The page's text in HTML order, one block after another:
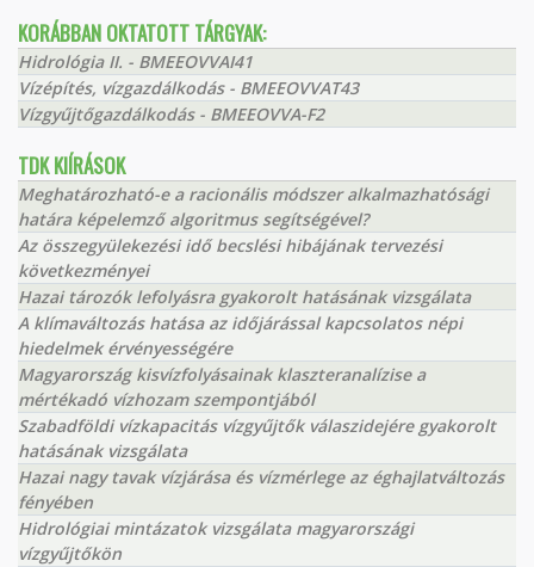
KORÁBBAN OKTATOTT TÁRGYAK:
Hidrológia II. - BMEEOVVAI41
Vízépítés, vízgazdálkodás - BMEEOVVAT43
Vízgyűjtőgazdálkodás - BMEEOVVA-F2
TDK KIÍRÁSOK
Meghatározható-e a racionális módszer alkalmazhatósági
határa képelemző algoritmus segítségével?
Az összegyülekezési idő becslési hibájának tervezési
következményei
Hazai tározók lefolyásra gyakorolt hatásának vizsgálata
A klímaváltozás hatása az időjárással kapcsolatos népi
hiedelmek érvényességére
Magyarország kisvízfolyásainak klaszteranalízise a
mértékadó vízhozam szempontjából
Szabadföldi vízkapacitás vízgyűjtők válaszidejére gyakorolt
hatásának vizsgálata
Hazai nagy tavak vízjárása és vízmérlege az éghajlatváltozás
fényében
Hidrológiai mintázatok vizsgálata magyarországi
vízgyűjtőkön